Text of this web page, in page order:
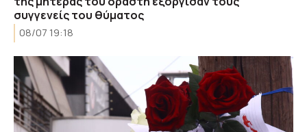
συγγενείς του θύματος
08/07 19:18